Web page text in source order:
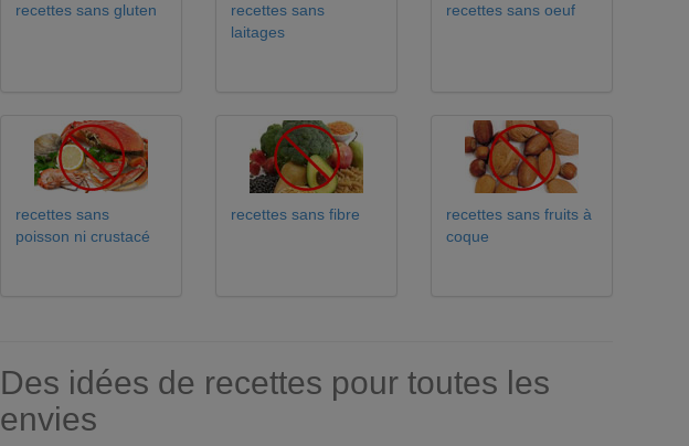
recettes sans gluten
recettes sans
laitages
recettes sans oeuf
recettes sans
poisson ni crustacé
recettes sans fibre
recettes sans fruits à
coque
Des idées de recettes pour toutes les
envies